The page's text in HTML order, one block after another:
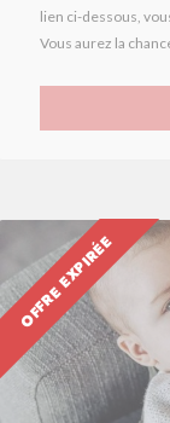
lien ci-dessous,
Vous aurez la
OFFRE EXPIRÉE